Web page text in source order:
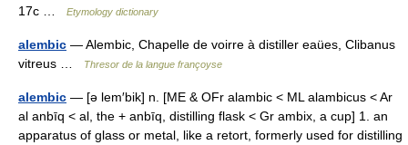
17c …
Etymology dictionary
alembic — Alembic, Chapelle de voirre à distiller eaües, Clibanus
vitreus …
Thresor de la langue françoyse
alembic — [ə lem′bik] n. [ME & OFr alambic < ML alambicus < Ar
al anbīq < al, the + anbīq, distilling flask < Gr ambix, a cup] 1. an
apparatus of glass or metal, like a retort, formerly used for distilling